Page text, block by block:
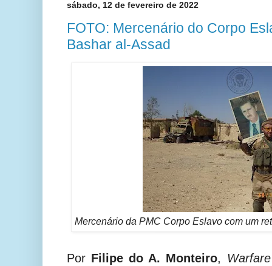
sábado, 12 de fevereiro de 2022
FOTO: Mercenário do Corpo
Bashar al-Assad
Mercenário da PMC Corpo Eslavo com um
Por Filipe do A. Monteiro,